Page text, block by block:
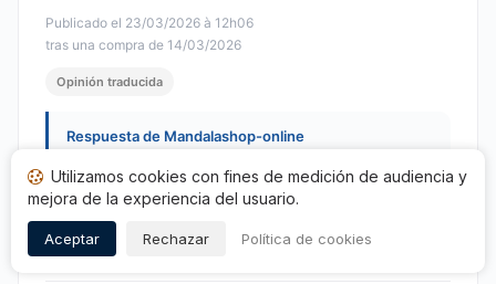
Publicado el 23/03/2026 à 12h06
tras una compra de 14/03/2026
Opinión traducida
Respuesta de Mandalashop-online
Gracias Sylviane. Un pedido, un guiño... y listo, ya
en su casa. Encantados de que todo haya ido bien,
¡hasta pronto!
Utilizamos cookies con fines de medición de audiencia y
mejora de la experiencia del usuario.
Aceptar Rechazar Política de cookies